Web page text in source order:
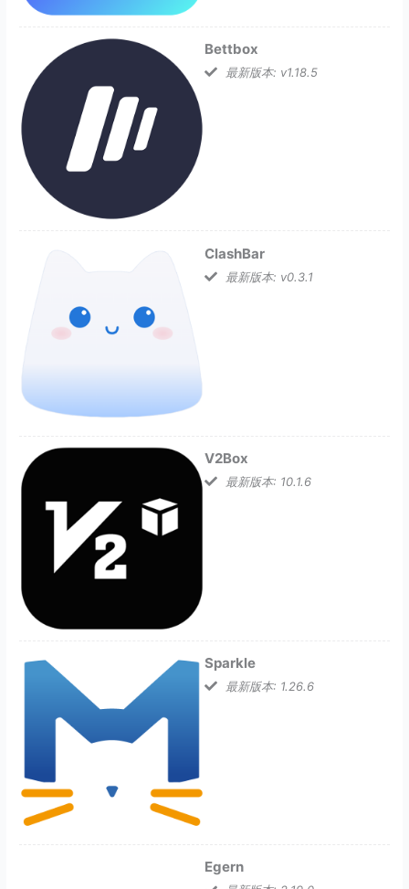
Bettbox
最新版本: v1.18.5
ClashBar
最新版本: v0.3.1
V2Box
最新版本: 10.1.6
Sparkle
最新版本: 1.26.6
Egern